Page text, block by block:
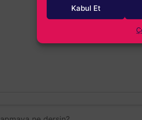
Kabul Et